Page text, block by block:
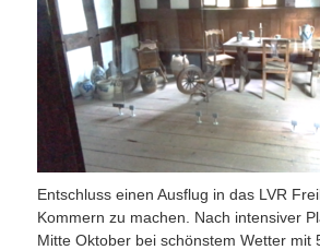
Entschluss einen Ausflug in das LVR
Kommern zu machen. Nach intensiver
Mitte Oktober bei schönstem Wetter mit